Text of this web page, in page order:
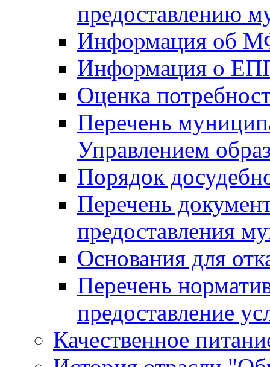
предоставлению
Информация об
Информация о
Оценка
Перечень
Управлением
Порядок
Перечень
предоставления
Основания для
Перечень
предоставление
Качественное